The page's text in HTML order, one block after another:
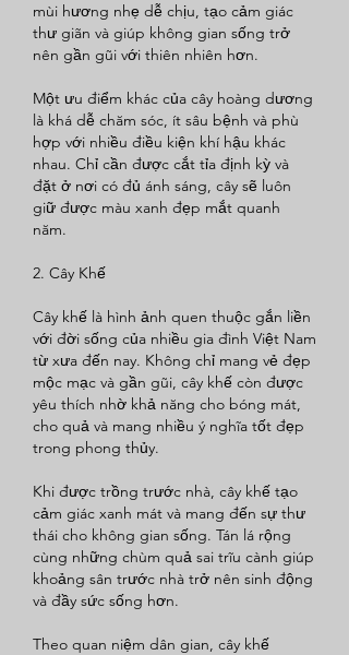
mùi hương nhẹ dễ chịu, tạo cảm giác
thư giãn và giúp không gian sống trở
nên gần gũi với thiên nhiên hơn.
Một ưu điểm khác của cây hoàng dương
là khá dễ chăm sóc, ít sâu bệnh và phù
hợp với nhiều điều kiện khí hậu khác
nhau. Chỉ cần được cắt tỉa định kỳ và
đặt ở nơi có đủ ánh sáng, cây sẽ luôn
giữ được màu xanh đẹp mắt quanh
năm.
2. Cây Khế
Cây khế là hình ảnh quen thuộc gắn liền
với đời sống của nhiều gia đình Việt Nam
từ xưa đến nay. Không chỉ mang vẻ đẹp
mộc mạc và gần gũi, cây khế còn được
yêu thích nhờ khả năng cho bóng mát,
cho quả và mang nhiều ý nghĩa tốt đẹp
trong phong thủy.
Khi được trồng trước nhà, cây khế tạo
cảm giác xanh mát và mang đến sự thư
thái cho không gian sống. Tán lá rộng
cùng những chùm quả sai trĩu cành giúp
khoảng sân trước nhà trở nên sinh động
và đầy sức sống hơn.
Theo quan niệm dân gian, cây khế